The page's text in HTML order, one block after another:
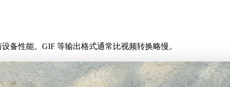
备性能。GIF 等输出格式通常比视频转换略慢。